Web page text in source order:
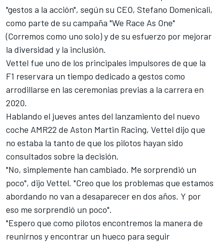
"gestos a la acción", según su CEO, Stefano Domenicali,
como parte de su campaña "We Race As One"
(Corremos como uno solo) y de su esfuerzo por mejorar
la diversidad y la inclusión.
Vettel fue uno de los principales impulsores de que la
F1 reservara un tiempo dedicado a gestos como
arrodillarse en las ceremonias previas a la carrera en
2020.
Hablando el jueves antes del lanzamiento del nuevo
coche AMR22 de Aston Martin Racing, Vettel dijo que
no estaba la tanto de que los pilotos hayan sido
consultados sobre la decisión.
"No, simplemente han cambiado. Me sorprendió un
poco", dijo Vettel. "Creo que los problemas que estamos
abordando no van a desaparecer en dos años. Y por
eso me sorprendió un poco".
"Espero que como pilotos encontremos la manera de
reunirnos y encontrar un hueco para seguir